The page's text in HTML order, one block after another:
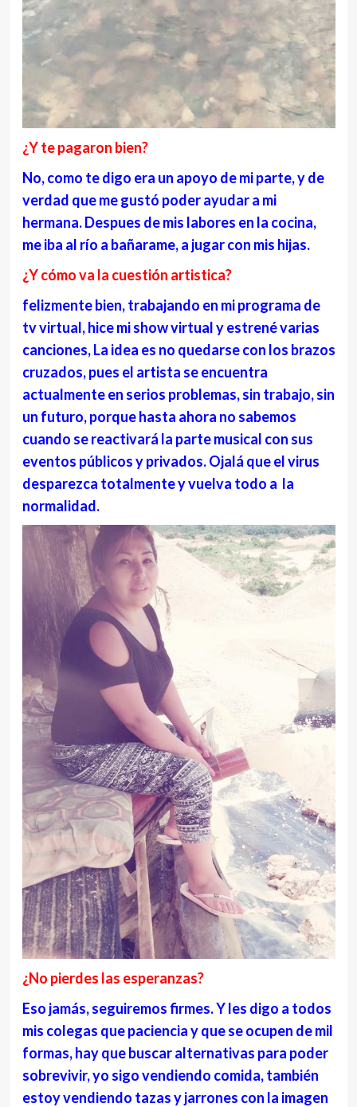
¿Y te pagaron bien?
No, como te digo era un apoyo de mi parte, y de
verdad que me gustó poder ayudar a mi
hermana. Despues de mis labores en la cocina,
me iba al río a bañarame, a jugar con mis hijas.
¿Y cómo va la cuestión artistica?
felizmente bien, trabajando en mi programa de
tv virtual, hice mi show virtual y estrené varias
canciones, La idea es no quedarse con los brazos
cruzados, pues el artista se encuentra
actualmente en serios problemas, sin trabajo, sin
un futuro, porque hasta ahora no sabemos
cuando se reactivará la parte musical con sus
eventos públicos y privados. Ojalá que el virus
desparezca totalmente y vuelva todo a la
normalidad.
¿No pierdes las esperanzas?
Eso jamás, seguiremos firmes. Y les digo a todos
mis colegas que paciencia y que se ocupen de mil
formas, hay que buscar alternativas para poder
sobrevivir, yo sigo vendiendo comida, también
estoy vendiendo tazas y jarrones con la imagen